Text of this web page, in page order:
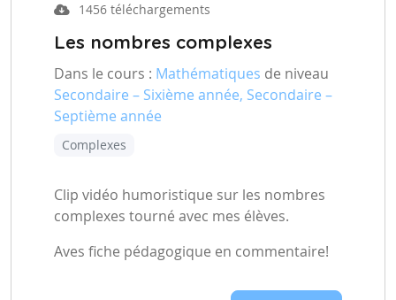
1456 téléchargements
Les nombres complexes
Dans le cours : Mathématiques de niveau
Secondaire – Sixième année, Secondaire –
Septième année
Complexes
Clip vidéo humoristique sur les nombres
complexes tourné avec mes élèves.
Aves fiche pédagogique en commentaire!